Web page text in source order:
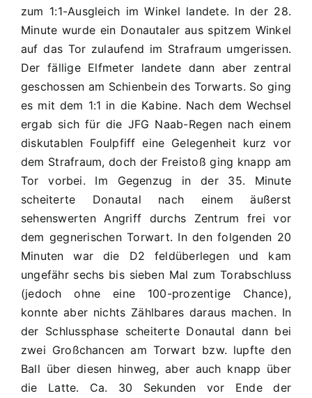
zum 1:1-Ausgleich im Winkel landete. In der 28.
Minute wurde ein Donautaler aus spitzem Winkel
auf das Tor zulaufend im Strafraum umgerissen.
Der fällige Elfmeter landete dann aber zentral
geschossen am Schienbein des Torwarts. So ging
es mit dem 1:1 in die Kabine. Nach dem Wechsel
ergab sich für die JFG Naab-Regen nach einem
diskutablen Foulpfiff eine Gelegenheit kurz vor
dem Strafraum, doch der Freistoß ging knapp am
Tor vorbei. Im Gegenzug in der 35. Minute
scheiterte Donautal nach einem äußerst
sehenswerten Angriff durchs Zentrum frei vor
dem gegnerischen Torwart. In den folgenden 20
Minuten war die D2 feldüberlegen und kam
ungefähr sechs bis sieben Mal zum Torabschluss
(jedoch ohne eine 100-prozentige Chance),
konnte aber nichts Zählbares daraus machen. In
der Schlussphase scheiterte Donautal dann bei
zwei Großchancen am Torwart bzw. lupfte den
Ball über diesen hinweg, aber auch knapp über
die Latte. Ca. 30 Sekunden vor Ende der